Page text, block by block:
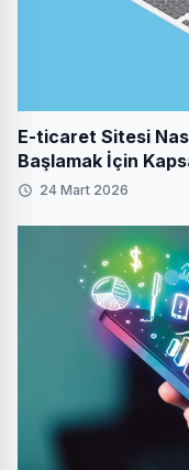
E-ticaret Sitesi
Başlamak İçin
24 Mart 2026